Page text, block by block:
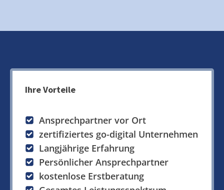
Ihre Vorteile
Ansprechpartner vor Ort
zertifiziertes go-digital Unternehmen
Langjährige Erfahrung
Persönlicher Ansprechpartner
kostenlose Erstberatung